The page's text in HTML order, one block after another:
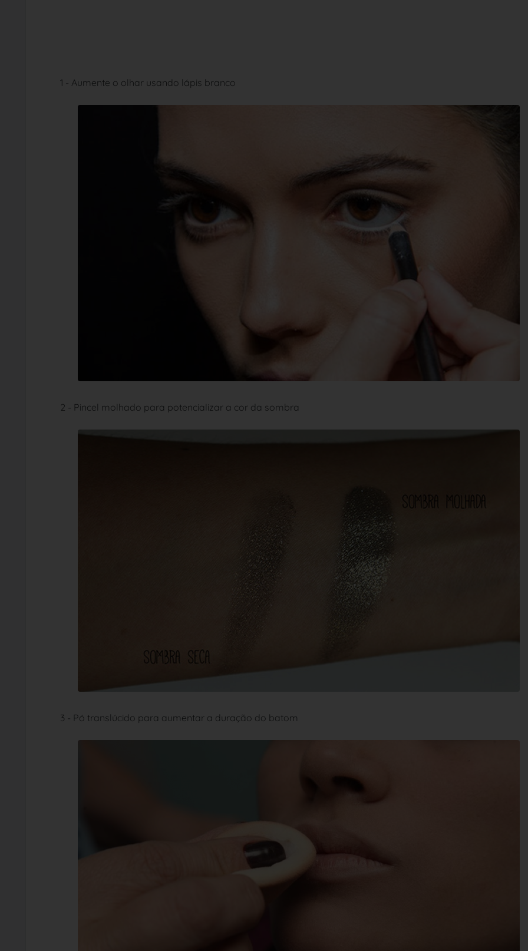
1 - Aumente o olhar usando lápis branco
2 - Pincel molhado para potencializar a cor da sombra
3 - Pó translúcido para aumentar a duração do batom